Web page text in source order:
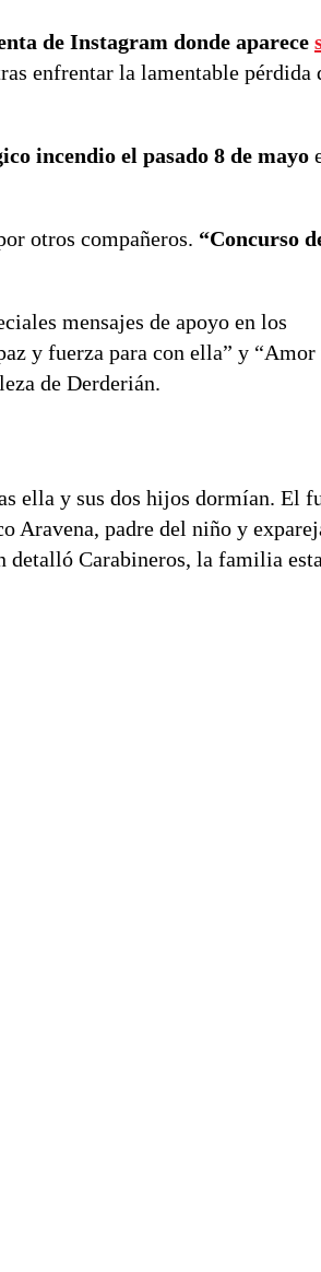
de Instagram donde aparece
enfrentar la lamentable pérdida
incendio el pasado 8 de mayo
otros compañeros. “Concurso
mensajes de apoyo en los
y fuerza para con ella” y
de Derderián.
ella y sus dos hijos dormían. El
Aravena, padre del niño y
detalló Carabineros, la familia